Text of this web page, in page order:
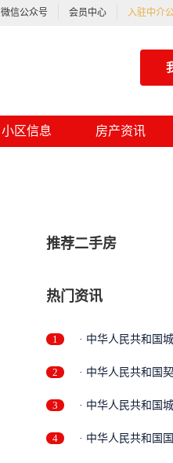
微信公众号 会员中心 入驻中介
小区信息 房产资讯
推荐二手房
热门资讯
1 · 中华人民共和国
2 · 中华人民共和国
3 · 中华人民共和国
4 · 中华人民共和国